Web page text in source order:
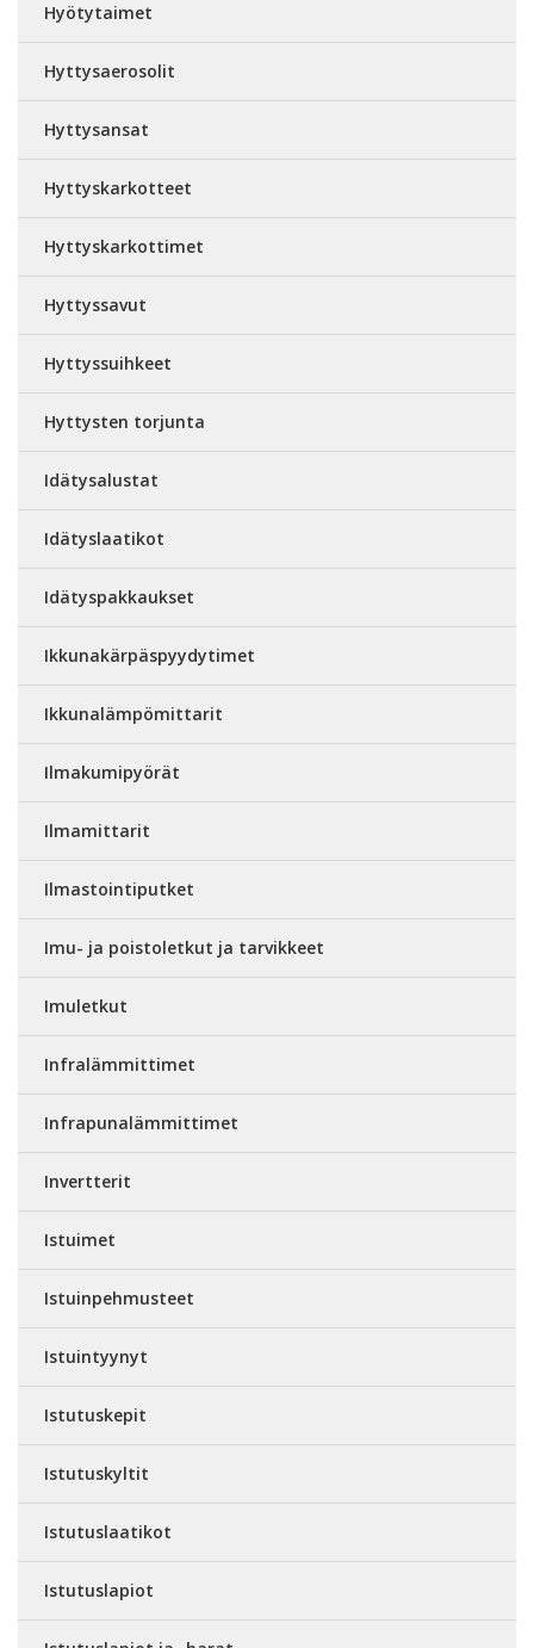
Hyötytaimet
Hyttysaerosolit
Hyttysansat
Hyttyskarkotteet
Hyttyskarkottimet
Hyttyssavut
Hyttyssuihkeet
Hyttysten torjunta
Idätysalustat
Idätyslaatikot
Idätyspakkaukset
Ikkunakärpäspyydytimet
Ikkunalämpömittarit
Ilmakumipyörät
Ilmamittarit
Ilmastointiputket
Imu- ja poistoletkut ja tarvikkeet
Imuletkut
Infralämmittimet
Infrapunalämmittimet
Invertterit
Istuimet
Istuinpehmusteet
Istuintyynyt
Istutuskepit
Istutuskyltit
Istutuslaatikot
Istutuslapiot